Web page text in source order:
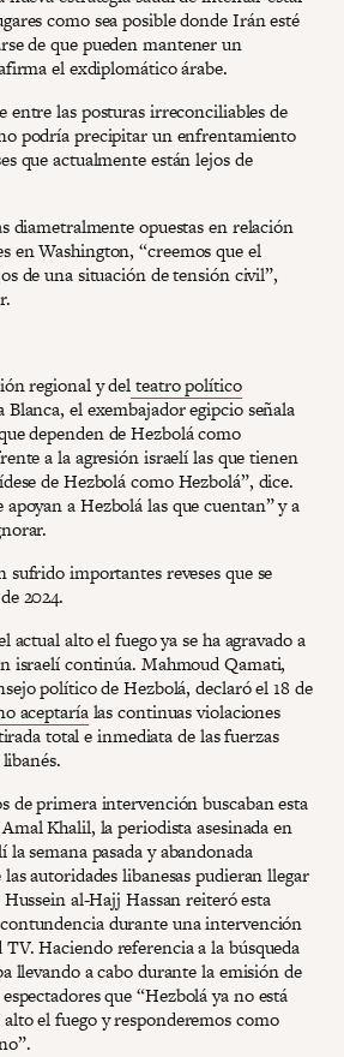
como sea posible donde Irán esté
de que pueden mantener un
el exdiplomático árabe.
entre las posturas irreconciliables de
podría precipitar un enfrentamiento
que actualmente están lejos de
diametralmente opuestas en relación
en Washington, “creemos que el
de una situación de tensión civil”,
regional y delteatro político
Blanca, el exembajador egipcio señala
dependen de Hezbolá como
a la agresión israelí las que tienen
de Hezbolá como Hezbolá”, dice.
apoyan a Hezbolá las que cuentan” y a
sufrido importantes reveses que se
2024.
actual alto el fuego ya se ha agravado a
israelí continúa. Mahmoud Qamati,
político de Hezbolá, declaró el 18 de
aceptaríalas continuas violaciones
total e inmediata de las fuerzas
de primera intervención buscaban esta
Khalil, la periodista asesinada en
la semana pasada y abandonada
autoridades libanesas pudieran llegar
al-Hajj Hassan reiteró esta
durante una intervención
Haciendo referencia a la búsqueda
llevando a cabo durante la emisión de
que “Hezbolá ya no está
el fuego y responderemos como